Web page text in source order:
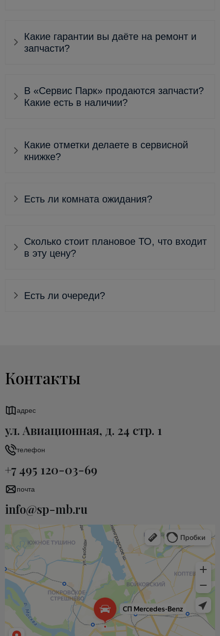
Какие гарантии вы даёте на ремонт и
запчасти?
В «Сервис Парк» продаются запчасти?
Какие есть в наличии?
Какие отметки делаете в сервисной
книжке?
Есть ли комната ожидания?
Сколько стоит плановое ТО, что входит
в эту цену?
Есть ли очереди?
Контакты
адрес
ул. Авиационная, д. 24 стр. 1
телефон
+7 495 120-03-69
почта
info@sp-mb.ru